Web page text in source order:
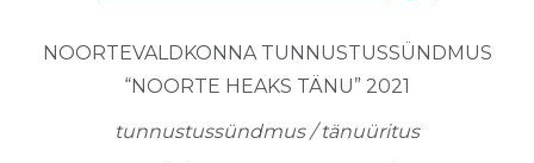
NOORTEVALDKONNA TUNNUSTUSSÜNDMUS
“NOORTE HEAKS TÄNU” 2021
tunnustussündmus / tänuüritus